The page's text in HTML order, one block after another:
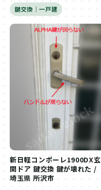
鍵交換｜一戸建
新日軽コンポーレ1900DX玄
関ドア 鍵交換 鍵が壊れた /
埼玉県 所沢市